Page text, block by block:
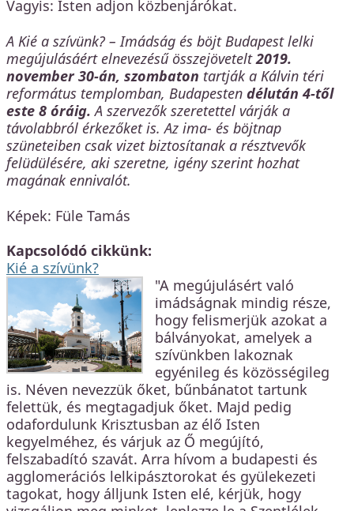
Vagyis: Isten adjon közbenjárókat.
A Kié a szívünk? – Imádság és böjt Budapest lelki
megújulásáért elnevezésű összejövetelt2019.
november 30-án, szombaton tartják a Kálvin téri
református templomban, Budapesten délután 4-től
este 8 óráig.A szervezők szeretettel várják a
távolabbról érkezőketis. Az ima- és böjtnap
szüneteiben csak vizet biztosítanak a résztvevők
felüdülésére, aki szeretne, igény szerint hozhat
magának ennivalót.
Képek: Füle Tamás
Kapcsolódó cikkünk:
Kié a szívünk?
"A megújulásért való
imádságnak mindig része,
hogy felismerjük azokat a
bálványokat, amelyek a
szívünkben lakoznak
egyénileg és közösségileg
is. Néven nevezzük őket, bűnbánatot tartunk
felettük, és megtagadjuk őket. Majd pedig
odafordulunk Krisztusban az élő Isten
kegyelméhez, és várjuk az Ő megújító,
felszabadító szavát. Arra hívom a budapesti és
agglomerációs lelkipásztorokat és gyülekezeti
tagokat, hogy álljunk Isten elé, kérjük, hogy